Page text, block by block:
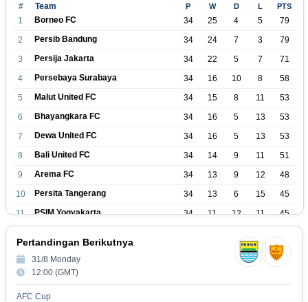
# Team P W D L PTS
1 Borneo FC 34 25 4 5
79
2
Persib Bandung 34 24 7 3
79
3
Persija Jakarta 34 22 5 7
71
4
Persebaya Surabaya 34 16 10 8
58
5
Malut United FC 34 15 8 11
53
6
Bhayangkara FC 34 16 5 13
53
7
Dewa United FC 34 16 5 13
53
8
Bali United FC 34 14 9 11
51
9
Arema FC 34 13 9 12
48
10
Persita Tangerang 34 13 6 15
45
11
PSIM Yogyakarta 34 11 12 11
45
Persijap Jepara 16
36
14
Madura United FC
Pertandingan Berikutnya
31/8 Monday
12:00 (GMT)
AFC Cup